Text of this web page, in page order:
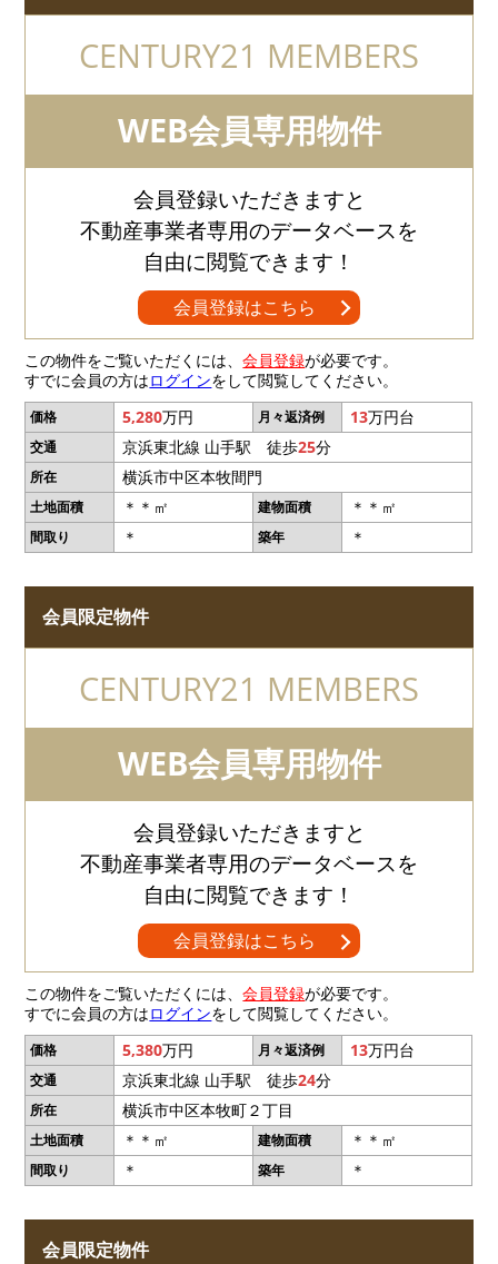
CENTURY21 MEMBERS
WEB会員専用物件
会員登録いただきますと
不動産事業者専用のデータベースを
自由に閲覧できます！
会員登録はこちら
この物件をご覧いただくには、会員登録が必要です。
すでに会員の方はログインをして閲覧してください。
価格 5,280万円 月々返済例 13万円台
交通 京浜東北線 山手駅 徒歩25分
所在 横浜市中区本牧間門
土地面積 ＊＊㎡ 建物面積 ＊＊㎡
間取り ＊ 築年 ＊
会員限定物件
CENTURY21 MEMBERS
WEB会員専用物件
会員登録いただきますと
不動産事業者専用のデータベースを
自由に閲覧できます！
会員登録はこちら
この物件をご覧いただくには、会員登録が必要です。
すでに会員の方はログインをして閲覧してください。
価格 5,380万円 月々返済例 13万円台
交通 京浜東北線 山手駅 徒歩24分
所在 横浜市中区本牧町２丁目
土地面積 ＊＊㎡ 建物面積 ＊＊㎡
間取り ＊ 築年 ＊
会員限定物件